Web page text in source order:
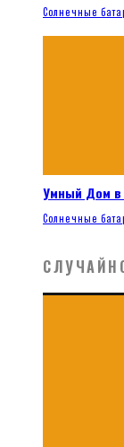
Солнечные
Умный Дом в
Солнечные